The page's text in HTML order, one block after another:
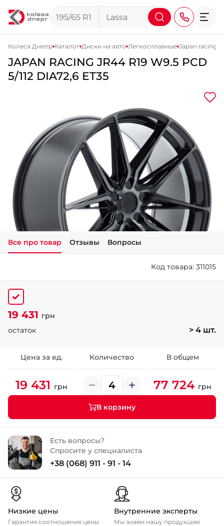
+38 (095) 276-44-44
+38 (067) 911-14-14
- на Щепкина
+38 (098) 911-911-0
- на Тополе
+38 (098) 911-911-4
- на Калиновой
+38 (077) 7-184-184
- Донецкое шоссе
+38 (050)-911-911-2
+38 (099)-643-33-77
Колеса Днепр Каталог Диски на авто Легкосплавные Japan racing
JAPAN RACING JR44 R19 W9.5 PCD
5/112 DIA72,6 ET35
Все про товар Отзывы Вопросы
Код товара: 311015
19 431 грн
остаток
> 4 шт.
Цена за ед. Количество В общем
19 431 грн 77 724 грн
В корзину
Есть вопросы?
Спросите у специалиста
+38 (068) 911 - 91 - 14
Низкие цены
Гарантия соотношения цены
Внутренние эксперты
Мы знаем нашу продукцию